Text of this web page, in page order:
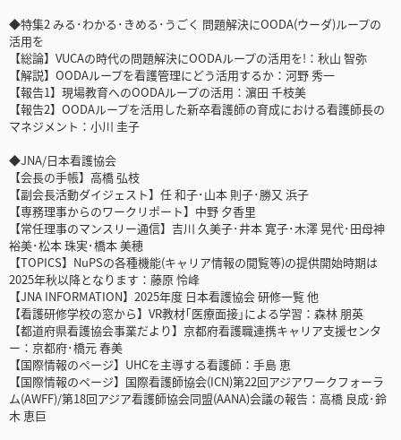
◆特集2 みる･わかる･きめる･うごく 問題解決にOODA(ウーダ)ループの
活用を
【総論】VUCAの時代の問題解決にOODAループの活用を!：秋山 智弥
【解説】OODAループを看護管理にどう活用するか：河野 秀一
【報告1】現場教育へのOODAループの活用：濵田 千枝美
【報告2】OODAループを活用した新卒看護師の育成における看護師長の
マネジメント：小川 圭子
◆JNA/日本看護協会
【会長の手帳】高橋 弘枝
【副会長活動ダイジェスト】任 和子･山本 則子･勝又 浜子
【専務理事からのワークリポート】中野 夕香里
【常任理事のマンスリー通信】吉川 久美子･井本 寛子･木澤 晃代･田母神
裕美･松本 珠実･橋本 美穂
【TOPICS】NuPSの各種機能(キャリア情報の閲覧等)の提供開始時期は
2025年秋以降となります：藤原 怜峰
【JNA INFORMATION】2025年度 日本看護協会 研修一覧 他
【看護研修学校の窓から】VR教材｢医療面接｣による学習：森林 朋英
【都道府県看護協会事業だより】京都府看護職連携キャリア支援センタ
ー：京都府･橋元 春美
【国際情報のページ】UHCを主導する看護師：手島 恵
【国際情報のページ】国際看護師協会(ICN)第22回アジアワークフォーラ
ム(AWFF)/第18回アジア看護師協会同盟(AANA)会議の報告：高橋 良成･鈴
木 恵巨